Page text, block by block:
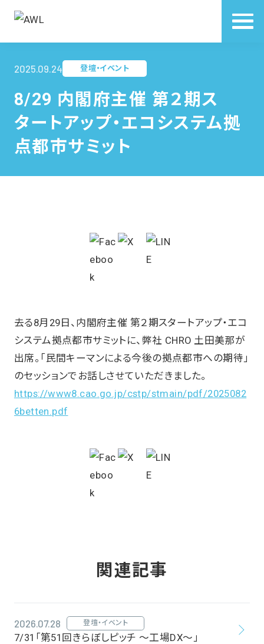
2025.09.24 登壇・イベント
8/29 内閣府主催 第２期ス
タートアップ・エコシステム拠
点都市サミット
去る8月29日、内閣府主催 第２期スタートアップ・エコ
システム拠点都市サミットに、弊社 CHRO 土田美那が
出席。「民間キーマンによる今後の拠点都市への期待」
のセッションでお話しさせていただきました。
https://www8.cao.go.jp/cstp/stmain/pdf/2025082
6betten.pdf
関連記事
2026.07.28 登壇・イベント
7/31「第51回きらぼしピッチ ～工場DX～」